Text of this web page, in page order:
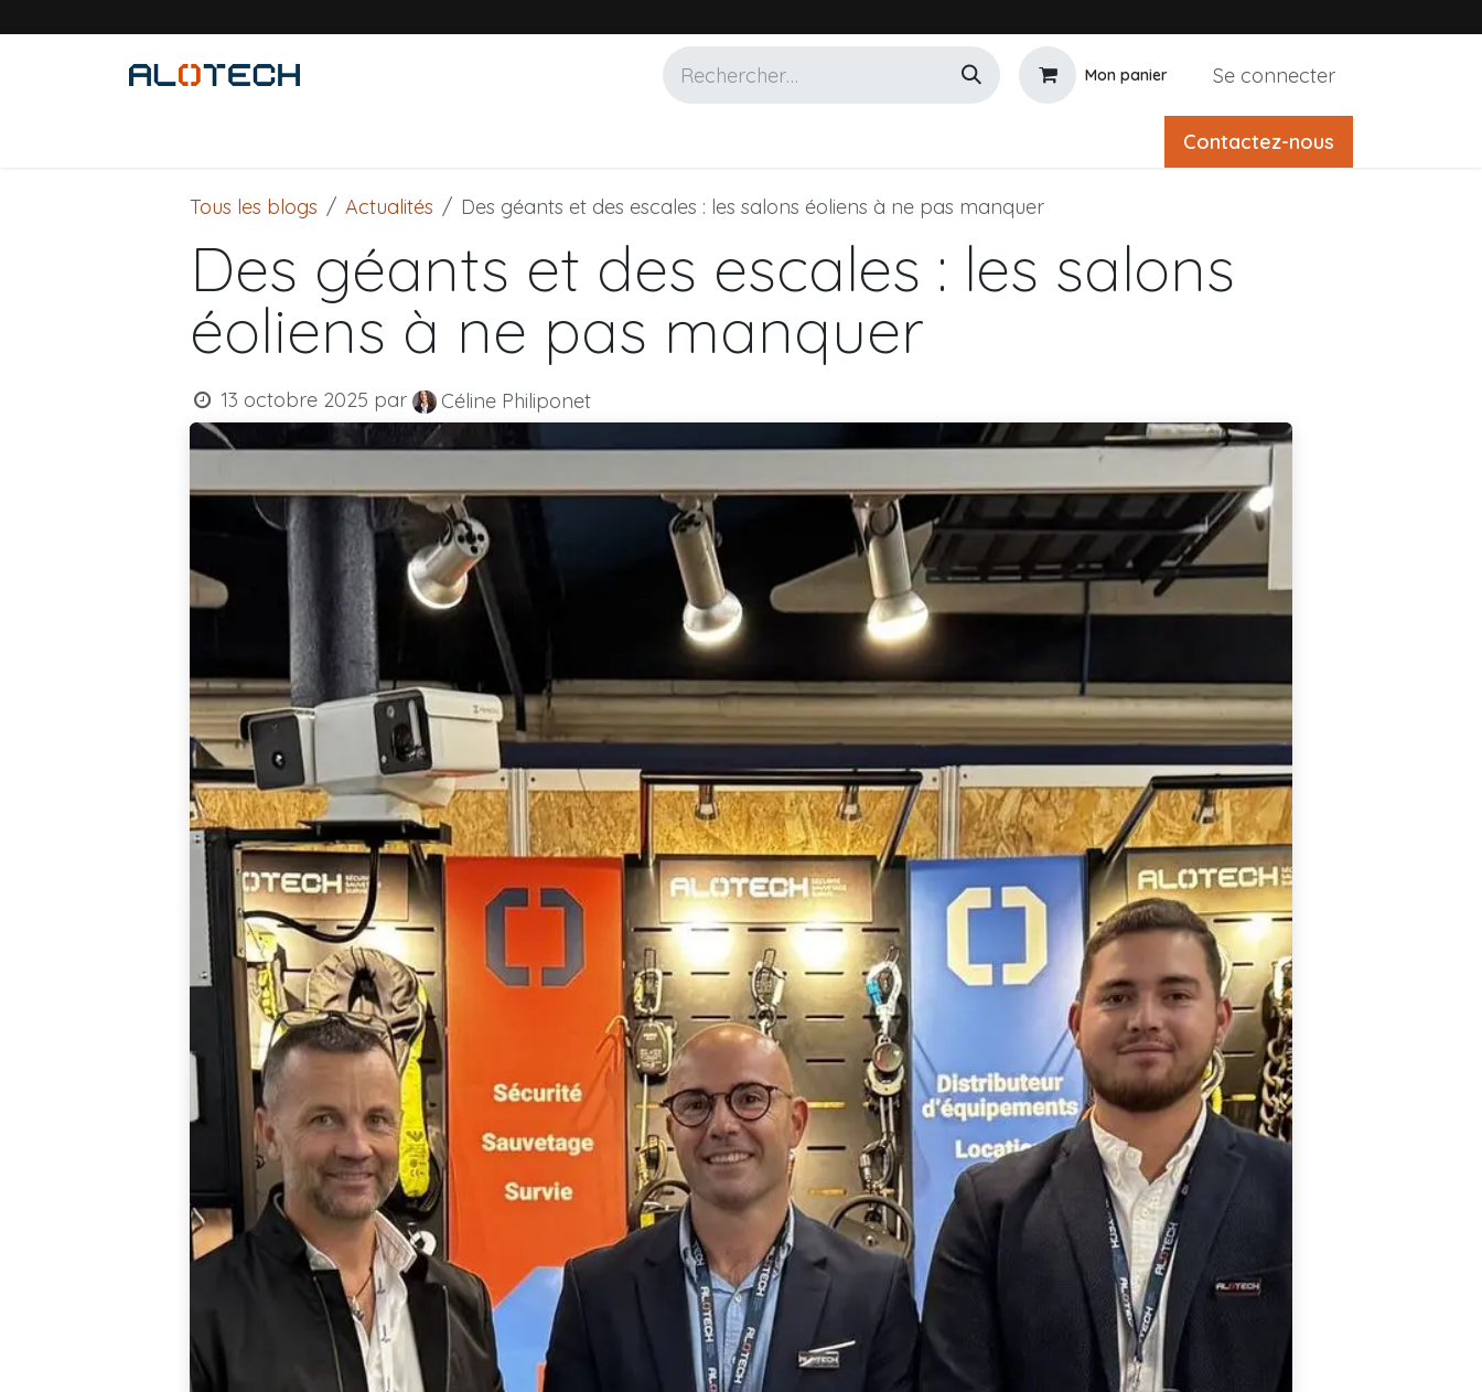
Mon panier Se connecter
Contactez-nous
Tous les blogs Actualités Des géants et des escales : les salons éoliens à ne pas manquer
Des géants et des escales : les salons
éoliens à ne pas manquer
13 octobre 2025 par Céline Philiponet